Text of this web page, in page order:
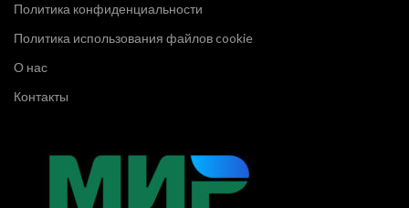
Политика конфиденциальности
Политика использования файлов cookie
О нас
Контакты